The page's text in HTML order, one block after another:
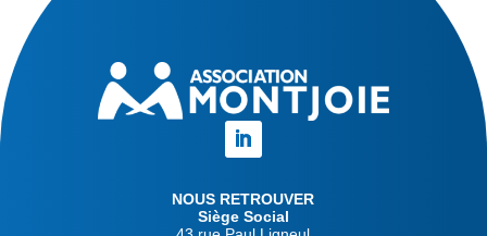
NOUS RETROUVER
Siège Social